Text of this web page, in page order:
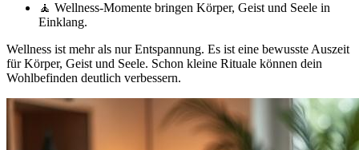
🧘 Wellness-Momente bringen Körper, Geist und Seele in
Einklang.
Wellness ist mehr als nur Entspannung. Es ist eine bewusste Auszeit
für Körper, Geist und Seele. Schon kleine Rituale können dein
Wohlbefinden deutlich verbessern.